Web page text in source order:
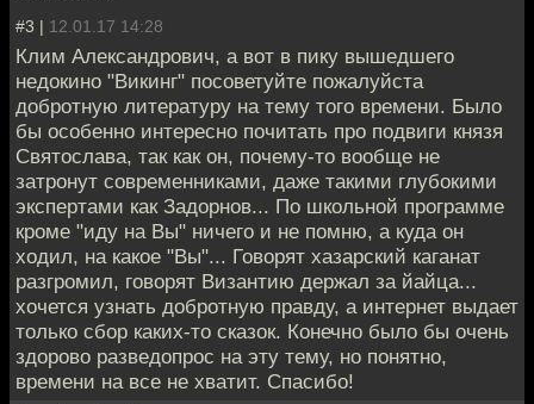
#3 | 12.01.17 14:28
Клим Александрович, а вот в пику вышедшего
недокино "Викинг" посоветуйте пожалуйста
добротную литературу на тему того времени. Было
бы особенно интересно почитать про подвиги князя
Святослава, так как он, почему-то вообще не
затронут современниками, даже такими глубокими
экспертами как Задорнов... По школьной программе
кроме "иду на Вы" ничего и не помню, а куда он
ходил, на какое "Вы"... Говорят хазарский каганат
разгромил, говорят Византию держал за йайца...
хочется узнать добротную правду, а интернет выдает
только сбор каких-то сказок. Конечно было бы очень
здорово разведопрос на эту тему, но понятно,
времени на все не хватит. Спасибо!